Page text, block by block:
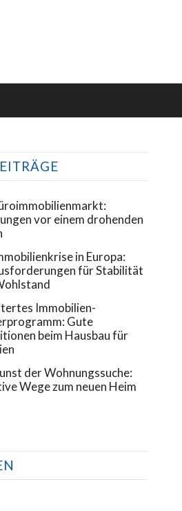
vor einem drohenden
in Europa:
für Stabilität
Immobilien-
Gute
beim Hausbau für
der Wohnungssuche:
Wege zum neuen Heim